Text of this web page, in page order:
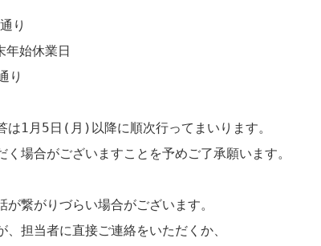
り
始休業日
り
は1月5日(月)以降に順次行ってまいります。
場合がございますことを予めご了承願います。
繋がりづらい場合がございます。
担当者に直接ご連絡をいただくか、